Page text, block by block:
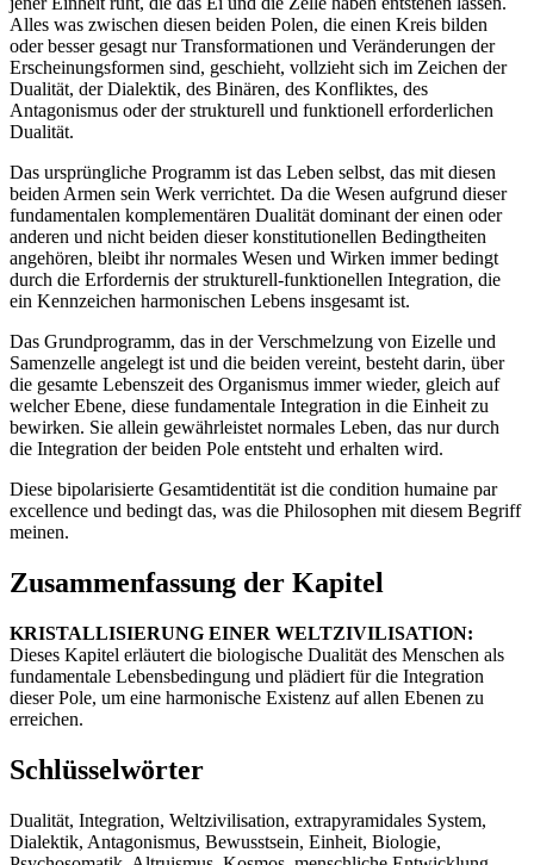
Alles was zwischen diesen beiden Polen, die einen Kreis bilden
oder besser gesagt nur Transformationen und Veränderungen der
Erscheinungsformen sind, geschieht, vollzieht sich im Zeichen der
Dualität, der Dialektik, des Binären, des Konfliktes, des
Antagonismus oder der strukturell und funktionell erforderlichen
Dualität.
Das ursprüngliche Programm ist das Leben selbst, das mit diesen
beiden Armen sein Werk verrichtet. Da die Wesen aufgrund dieser
fundamentalen komplementären Dualität dominant der einen oder
anderen und nicht beiden dieser konstitutionellen Bedingtheiten
angehören, bleibt ihr normales Wesen und Wirken immer bedingt
durch die Erfordernis der strukturell-funktionellen Integration, die
ein Kennzeichen harmonischen Lebens insgesamt ist.
Das Grundprogramm, das in der Verschmelzung von Eizelle und
Samenzelle angelegt ist und die beiden vereint, besteht darin, über
die gesamte Lebenszeit des Organismus immer wieder, gleich auf
welcher Ebene, diese fundamentale Integration in die Einheit zu
bewirken. Sie allein gewährleistet normales Leben, das nur durch
die Integration der beiden Pole entsteht und erhalten wird.
Diese bipolarisierte Gesamtidentität ist die condition humaine par
excellence und bedingt das, was die Philosophen mit diesem Begriff
meinen.
Zusammenfassung der Kapitel
KRISTALLISIERUNG EINER WELTZIVILISATION:
Dieses Kapitel erläutert die biologische Dualität des Menschen als
fundamentale Lebensbedingung und plädiert für die Integration
dieser Pole, um eine harmonische Existenz auf allen Ebenen zu
erreichen.
Schlüsselwörter
Dualität, Integration, Weltzivilisation, extrapyramidales System,
Dialektik, Antagonismus, Bewusstsein, Einheit, Biologie,